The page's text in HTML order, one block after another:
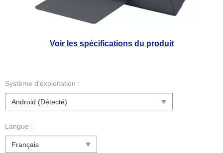
Voir les spécifications du produit
Système d’exploitation :
Langue :